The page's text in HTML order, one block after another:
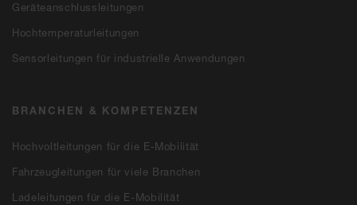
Geräteanschlussleitungen
Hochtemperaturleitungen
Sensorleitungen für industrielle Anwendungen
BRANCHEN & KOMPETENZEN
Hochvoltleitungen für die E-Mobilität
Fahrzeugleitungen für viele Branchen
Ladeleitungen für die E-Mobilität